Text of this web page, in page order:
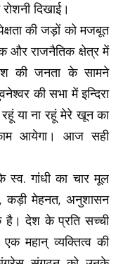
दिखाई।
की जड़ों को मजबूत
और राजनैतिक क्षेत्र में
की जनता के सामने
की सभा में इन्दिरा
रहूं या ना रहूं मेरे खून का
आयेगा। आज सही
स्व. गांधी का चार मूल
कड़ी मेहनत, अनुशासन
है। देश के प्रति सच्ची
महान् व्यक्तित्व की